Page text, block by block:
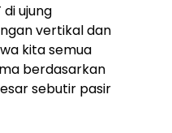
ujung
vertikal dan
kita semua
berdasarkan
sebutir pasir